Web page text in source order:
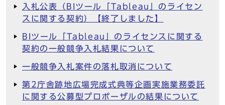
入札公表（BIツール「Tableau」のライセン
スに関する契約）【終了しました】
BIツール「Tableau」のライセンスに関する
契約の一般競争入札結果について
一般競争入札案件の落札取消について
第2庁舎跡地広場完成式典等企画実施業務委託
に関する公募型プロポーザルの結果について